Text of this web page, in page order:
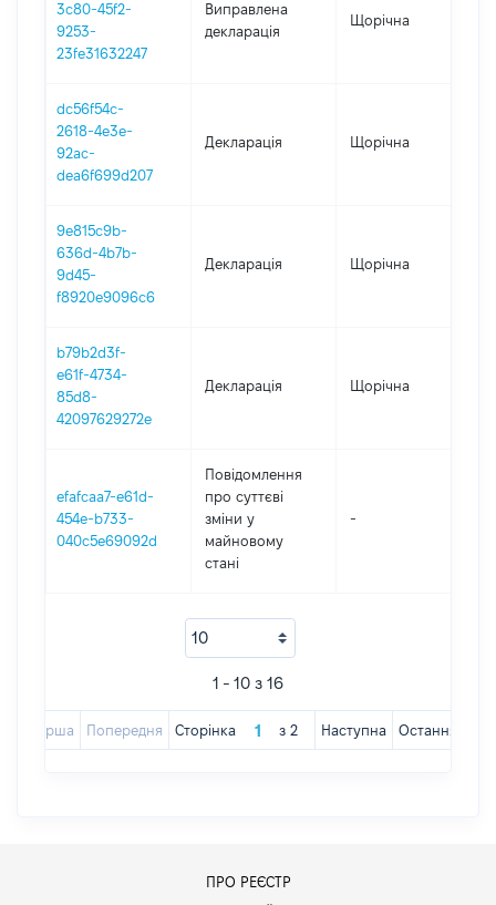
3c80-45f2-
9253-
23fe31632247
Виправлена
декларація
Щорічна
dc56f54c-
2618-4e3e-
92ac-
dea6f699d207
Декларація Щорічна
9e815c9b-
636d-4b7b-
9d45-
f8920e9096c6
Декларація Щорічна
b79b2d3f-
e61f-4734-
85d8-
42097629272e
Декларація Щорічна
efafcaa7-e61d-
454e-b733-
040c5e69092d
Повідомлення
про суттєві
зміни y
майновому
стані
-
1 - 10 з 16
Перша Попередня Сторінка з 2 Наступна Остання
ПРО РЕЄСТР